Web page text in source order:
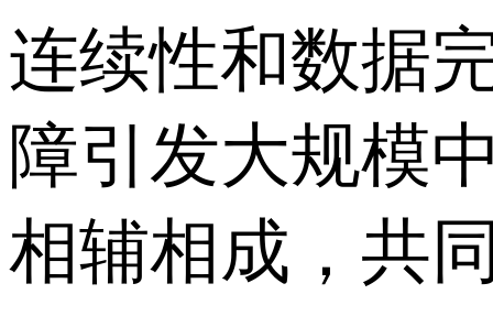
连续性和数据
障引发大规模
相辅相成，共